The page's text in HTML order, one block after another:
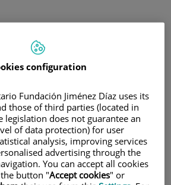
configuration
Fundación Jiménez Díaz uses its
those of third parties (located in
legislation does not guarantee an
of data protection) for user
analysis, improving services
advertising through the
You can accept all cookies
button "Accept cookies" or